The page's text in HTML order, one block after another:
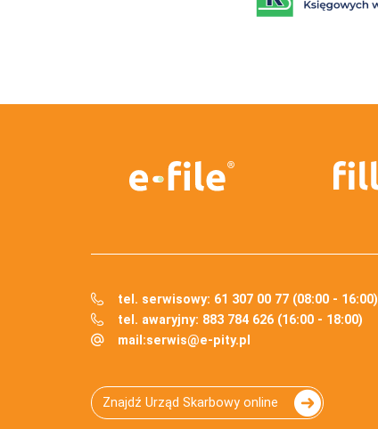
tel. serwisowy: 61 307 00 77 (08:00 - 16:00)
tel. awaryjny: 883 784 626 (16:00 - 18:00)
mail:serwis@e-pity.pl
Znajdź Urząd Skarbowy online